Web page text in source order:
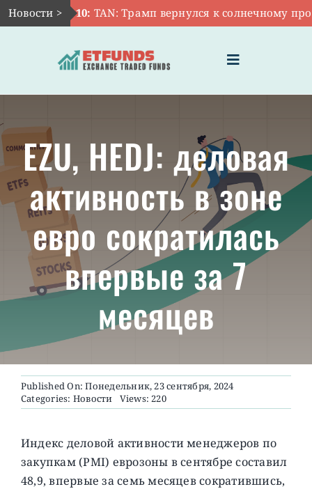
Skip
to
Новости >
Авг 10:TAN: Трамп вернулся к солнечному
Toggle
Navigation
ЧТО ТАКОЕ ETF
ИНВЕСТИЦИИ В ETF
ТЕМАТИЧЕСКИЕ ETF
АКТУАЛЬНЫЕ
О ПРОЕКТЕ
EZU, HEDJ: деловая
активность в зоне
евро сократилась
впервые за 7
месяцев
Published On: Понедельник, 23 сентября, 2024
Categories: Новости Views: 220
Индекс деловой активности менеджеров по
закупкам (PMI) еврозоны в сентябре составил
48,9, впервые за семь месяцев сократившись,